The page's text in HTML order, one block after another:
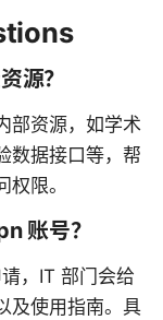
源？
部资源，如学术
数据接口等，帮
限。
账号？
，IT 部门会给
及使用指南。具